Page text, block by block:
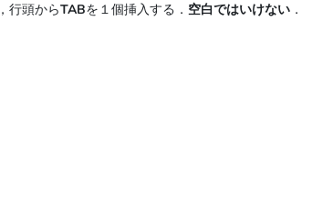
行頭からTABを１個挿入する． 空白ではいけない ．